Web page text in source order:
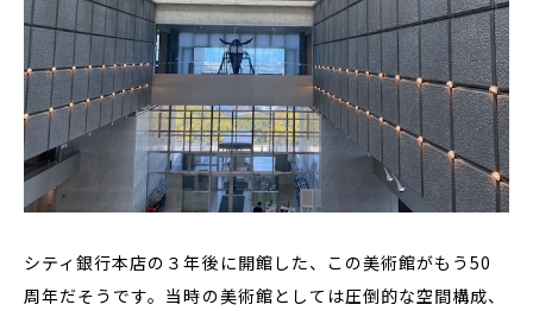
シティ銀行本店の３年後に開館した、この美術館がもう50
周年だそうです。当時の美術館としては圧倒的な空間構成、